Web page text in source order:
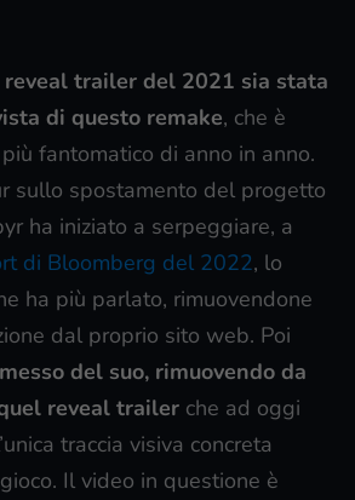
reveal trailer del 2021 sia stata
di questo remake, che è
fantomatico di anno in anno.
sullo spostamento del progetto
ha iniziato a serpeggiare, a
di Bloomberg del 2022, lo
ha più parlato, rimuovendone
dal proprio sito web. Poi
del suo, rimuovendo da
reveal trailer che ad oggi
traccia visiva concreta
Il video in questione è